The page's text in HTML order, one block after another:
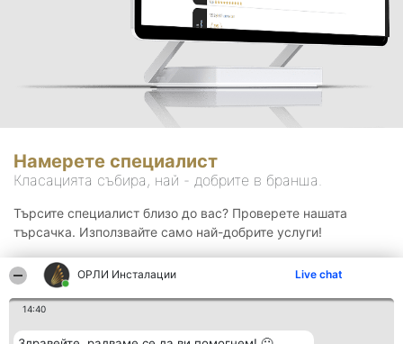
ОРЛИ Инсталации Live chat
14:40
Намерете специалист
Класацията събира, най - добрите в бранша.
Търсите специалист близо до вас? Проверете нашата
търсачка. Използвайте само най-добрите услуги!